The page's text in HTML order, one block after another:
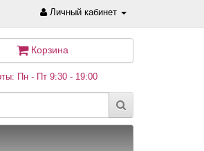
Личный кабинет
Корзина
Пн - Пт 9:30 - 19:00